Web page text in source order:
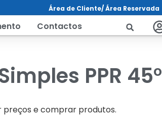
Área de Cliente/ Área Reservada
Contactos
PPR 45°
preços e comprar produtos.